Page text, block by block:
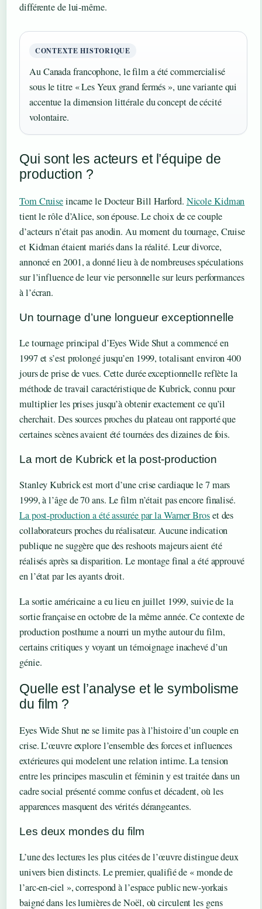
différente de lui-même.
CONTEXTE HISTORIQUE
Au Canada francophone, le film a été commercialisé
sous le titre « Les Yeux grand fermés », une variante qui
accentue la dimension littérale du concept de cécité
volontaire.
Qui sont les acteurs et l’équipe de
production ?
Tom Cruiseincarne le Docteur Bill Harford. Nicole Kidman
tient le rôle d’Alice, son épouse. Le choix de ce couple
d’acteurs n’était pas anodin. Au moment du tournage, Cruise
et Kidman étaient mariés dans la réalité. Leur divorce,
annoncé en 2001, a donné lieu à de nombreuses spéculations
sur l’influence de leur vie personnelle sur leurs performances
à l’écran.
Un tournage d’une longueur exceptionnelle
Le tournage principal d’Eyes Wide Shut a commencé en
1997 et s’est prolongé jusqu’en 1999, totalisant environ 400
jours de prise de vues. Cette durée exceptionnelle reflète la
méthode de travail caractéristique de Kubrick, connu pour
multiplier les prises jusqu’à obtenir exactement ce qu’il
cherchait. Des sources proches du plateau ont rapporté que
certaines scènes avaient été tournées des dizaines de fois.
La mort de Kubrick et la post-production
Stanley Kubrick est mort d’une crise cardiaque le 7 mars
1999, à l’âge de 70 ans. Le film n’était pas encore finalisé.
La post-production a été assurée par la Warner Broset des
collaborateurs proches du réalisateur. Aucune indication
publique ne suggère que des reshoots majeurs aient été
réalisés après sa disparition. Le montage final a été approuvé
en l’état par les ayants droit.
La sortie américaine a eu lieu en juillet 1999, suivie de la
sortie française en octobre de la même année. Ce contexte de
production posthume a nourri un mythe autour du film,
certains critiques y voyant un témoignage inachevé d’un
génie.
Quelle est l’analyse et le symbolisme
du film ?
Eyes Wide Shut ne se limite pas à l’histoire d’un couple en
crise. L’œuvre explore l’ensemble des forces et influences
extérieures qui modelent une relation intime. La tension
entre les principes masculin et féminin y est traitée dans un
cadre social présenté comme confus et décadent, où les
apparences masquent des vérités dérangeantes.
Les deux mondes du film
L’une des lectures les plus citées de l’œuvre distingue deux
univers bien distincts. Le premier, qualifié de « monde de
l’arc-en-ciel », correspond à l’espace public new-yorkais
baigné dans les lumières de Noël, où circulent les gens